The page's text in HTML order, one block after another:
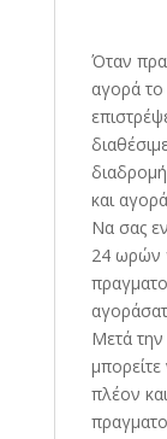
Όταν
αγορά
και
Να σας
24 ωρών
Μετά
πλέον